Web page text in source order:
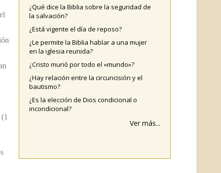
¿Qué dice la Biblia sobre la seguridad de
la salvación?
¿Está vigente el día de reposo?
¿Le permite la Biblia hablar a una mujer
en la iglesia reunida?
¿Cristo murió por todo el «mundo»?
¿Hay relación entre la circuncisión y el
bautismo?
¿Es la elección de Dios condicional o
incondicional?
Ver más...